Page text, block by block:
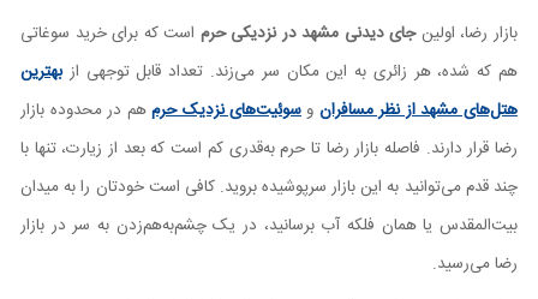
بازار رضا، اولینجای دیدنی مشهد در نزدیکی حرم است که برای خرید سوغاتی
هم که شده، هر زائری به این‌ مکان سر می‌زند. تعداد قابل توجهی ازبهترین
هتل‌های مشهد از نظر مسافران و سوئیت‌های نزدیک حرمهم در محدوده بازار
رضا قرار دارند. فاصله بازار رضا تا حرم به‌قدری کم است که بعد از زیارت، تنها با
چند قدم می‌توانید به این بازار سرپوشیده بروید. کافی است خودتان را به میدان
بیت‌المقدس یا همان فلکه آب برسانید، در یک چشم‌به‌هم‌زدن به سر در بازار
رضا می‌رسید.